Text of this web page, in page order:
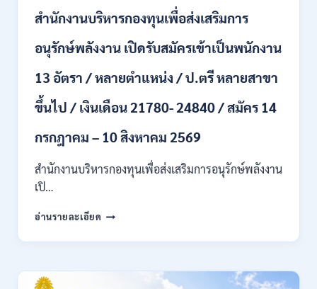
สำนักงานบริหารกองทุนเพื่อส่งเสริมการ
อนุรักษ์พลังงาน เปิดรับสมัครเข้าเป็นพนักงาน
13 อัตรา / หลายตำแหน่ง / ป.ตรี หลายสาขา
ขึ้นไป / เงินเดือน 21780- 24840 / สมัคร 14
กรกฎาคม – 10 สิงหาคม 2569
สำนักงานบริหารกองทุนเพื่อส่งเสริมการอนุรักษ์พลังงาน
เปิ…
อ่านรายละเอียด สำนักงาน
กองทุน
ส่ง